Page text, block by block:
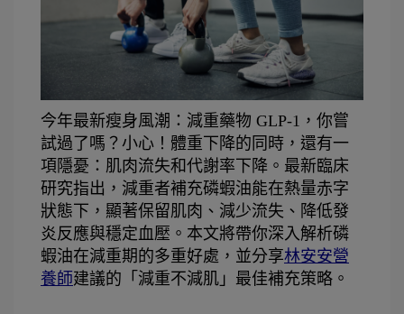
今年最新瘦身風潮：減重藥物 GLP-1，你嘗
試過了嗎？小心！體重下降的同時，還有一
項隱憂：肌肉流失和代謝率下降。最新臨床
研究指出，減重者補充磷蝦油能在熱量赤字
狀態下，顯著保留肌肉、減少流失、降低發
炎反應與穩定血壓。本文將帶你深入解析磷
蝦油在減重期的多重好處，並分享林安安營
養師建議的「減重不減肌」最佳補充策略。